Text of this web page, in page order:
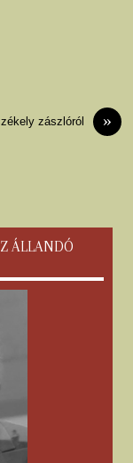
»
zászlóról
ÁLLANDÓ